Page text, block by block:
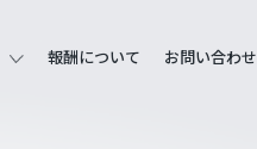
報酬について お問い合わせ